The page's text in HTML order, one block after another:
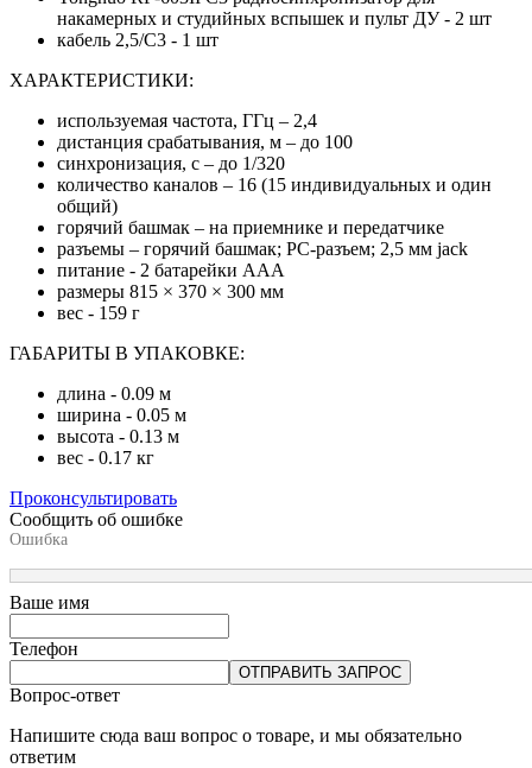
накамерных и студийных вспышек и пульт ДУ - 2 шт
кабель 2,5/C3 - 1 шт
ХАРАКТЕРИСТИКИ:
используемая частота, ГГц – 2,4
дистанция срабатывания, м – до 100
синхронизация, с – до 1/320
количество каналов – 16 (15 индивидуальных и один
общий)
горячий башмак – на приемнике и передатчике
разъемы – горячий башмак; PC-разъем; 2,5 мм jack
питание - 2 батарейки ААА
размеры 815 × 370 × 300 мм
вес - 159 г
ГАБАРИТЫ В УПАКОВКЕ:
длина - 0.09 м
ширина - 0.05 м
высота - 0.13 м
вес - 0.17 кг
Проконсультировать
Сообщить об ошибке
Ошибка
Ваше имя
Телефон
ОТПРАВИТЬ ЗАПРОС
Вопрос-ответ
Напишите сюда ваш вопрос о товаре, и мы обязательно
ответим